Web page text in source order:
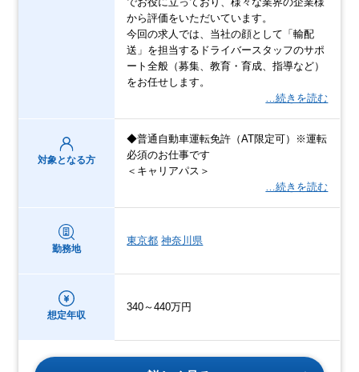
から評価をいただいています。
今回の求人では、当社の顔として「輸配
送」を担当するドライバースタッフのサポ
ート全般（募集、教育・育成、指導など）
をお任せします。
…続きを読む
対象となる方
◆普通自動車運転免許（AT限定可）※運転
必須のお仕事です
＜キャリアパス＞
…続きを読む
勤務地
東京都 神奈川県
想定年収
340～440万円